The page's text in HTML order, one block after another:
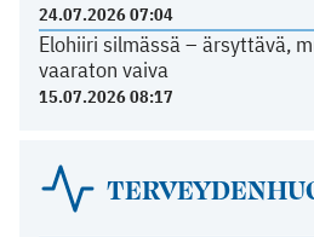
24.07.2026 07:04
Elohiiri silmässä – ärsyttävä,
vaaraton vaiva
15.07.2026 08:17